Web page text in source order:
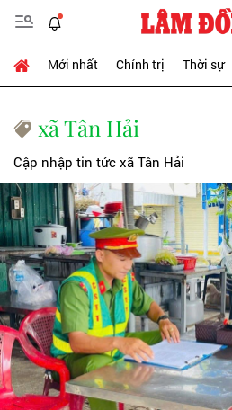
Mới nhất Chính trị Thời sự
xã Tân Hải
Cập nhập tin tức xã Tân Hải